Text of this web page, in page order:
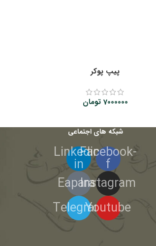
پیپ پوکر
7000000 تومان
شبکه های اجتماعی
Facebook-
f
Linkedin-
in
Instagram
Eaparat
Youtube
Telegram